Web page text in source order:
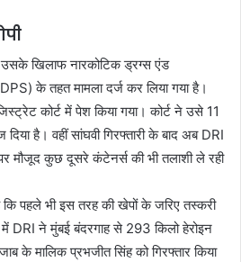
उसके खिलाफ नारकोटिक ड्रग्स एंड
के तहत मामला दर्ज कर लिया गया है।
कोर्ट में पेश किया गया। कोर्ट ने उसे 11
है। वहीं सांघवी गिरफ्तारी के बाद अब DRI
मौजूद कुछ दूसरे कंटेनर्स की भी तलाशी ले रही
पहले भी इस तरह की खेपों के जरिए तस्करी
DRI ने मुंबई बंदरगाह से 293 किलो हेरोइन
के मालिक प्रभजीत सिंह को गिरफ्तार किया